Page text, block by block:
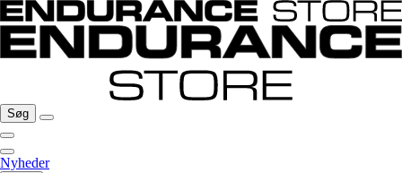
Søg
Nyheder